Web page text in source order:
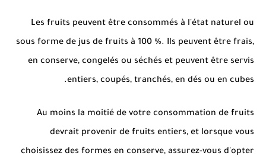
Les fruits peuvent être consommés à l'état naturel ou
sous forme de jus de fruits à 100 %. Ils peuvent être frais,
en conserve, congelés ou séchés et peuvent être servis
entiers, coupés, tranchés, en dés ou en cubes.
Au moins la moitié de votre consommation de fruits
devrait provenir de fruits entiers, et lorsque vous
choisissez des formes en conserve, assurez-vous d'opter